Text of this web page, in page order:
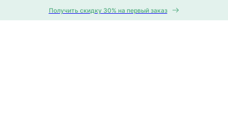
Получить скидку 30% на первый заказ